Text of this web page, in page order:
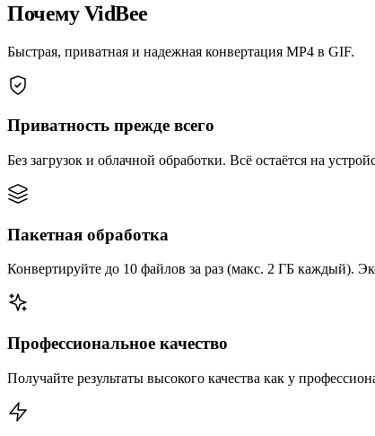
Почему VidBee
Быстрая, приватная и надежная конвертация MP4 в GIF.
Приватность прежде всего
Без загрузок и облачной обработки. Всё остаётся на
Пакетная обработка
Конвертируйте до 10 файлов за раз (макс. 2 ГБ каждый).
Профессиональное качество
Получайте результаты высокого качества как у